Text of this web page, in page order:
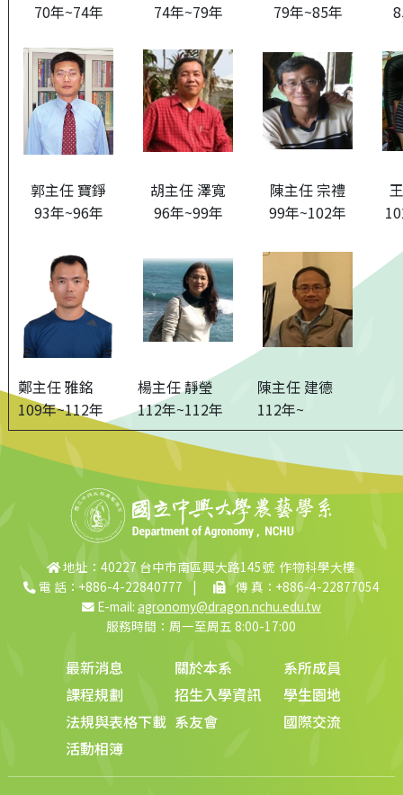
70年~74年
74年~79年
79年~85年
郭主任 寶錚
93年~96年
胡主任 澤寬
96年~99年
陳主任 宗禮
99年~102年
鄭主任 雅銘
109年~112年
楊主任 靜瑩
112年~112年
陳主任 建德
112年~
地址：40227 台中市南區興大路145號 作物科學大樓
電 話：+886-4-22840777
|
傳 真：+886-4-22877054
E-mail: agronomy@dragon.nchu.edu.tw
服務時間：周一至周五 8:00-17:00
最新消息 關於本系
系所成員
課程規劃
招生入學資訊
學生園地
法規與表格下載 系友會
國際交流
活動相簿